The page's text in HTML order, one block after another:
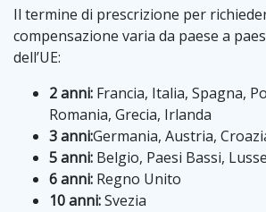
Il termine di prescrizione per
compensazione varia da paese a
dell’UE:
2 anni: Francia, Italia, Spagna,
Romania, Grecia, Irlanda
3 anni:Germania, Austria,
5 anni: Belgio, Paesi Bassi,
6 anni: Regno Unito
10 anni:Svezia